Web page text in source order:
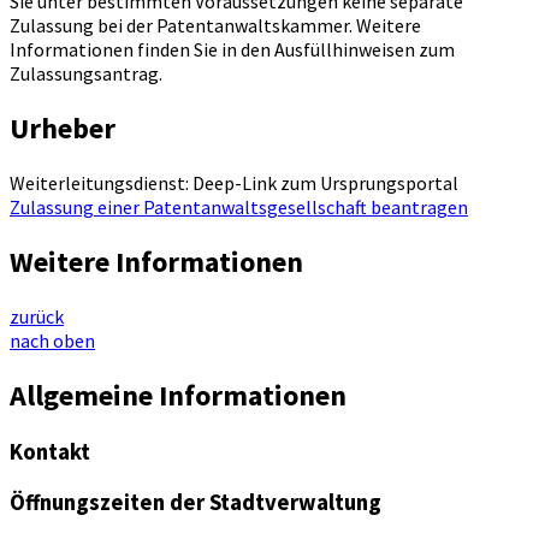
Zulassung bei der Patentanwaltskammer. Weitere
Informationen finden Sie in den Ausfüllhinweisen zum
Zulassungsantrag.
Urheber
Weiterleitungsdienst: Deep-Link zum Ursprungsportal
Zulassung einer Patentanwaltsgesellschaft beantragen
Weitere Informationen
zurück
nach oben
Allgemeine Informationen
Kontakt
Öffnungszeiten der Stadtverwaltung